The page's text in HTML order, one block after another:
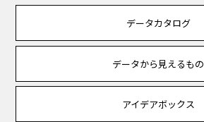
データカタログ
データから見えるもの
アイデアボックス